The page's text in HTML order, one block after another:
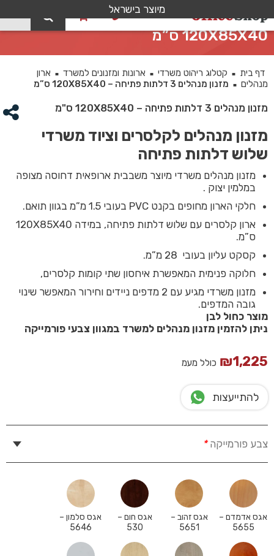
מיוצר בישראל
מזנון מנהלים 3 דלתות פתיחה –
120X85X40 ס”מ
דף בית ■ קטלוג ריהוט משרדי ■ ארונות ומזנונים למשרד ■
ארון
מנהלים ■ מזנון מנהלים 3 דלתות פתיחה – 120X85X40 ס”מ
מזנון מנהלים 3 דלתות פתיחה – 120X85X40 ס"מ
מזנון מנהלים לקלסרים וציוד משרדי
שלוש דלתות פתיחה
מזנון מנהלים משרדי מיוצר משבבית ארופאית דחוסה מצופה
במלמין יצוק .
חלקי הארון מחופים בקנט PVC בעובי 1.5 מ”מ בגוון תואם.
ארון קלסרים עם שלוש דלתות פתיחה, במידה 120X85X40
ס”מ.
קסקט עליון בעובי 28 מ”מ.
חלוקה פנימית המאפשרת איחסון שתי קומות קלסרים,
מזנון משרדי מגיע עם 2 מדפים ניידים וחירור המאפשר שינוי
גובה המדפים.
מוצר כחול לבן
ניתן להזמין מזנון מנהלים למשרד במגוון צבעי פורמייקה
₪1,225 כולל מעמ
להתייעצות
צבע פורמייקה*
אגס אדמדם –
5655
אגס זהוב –
5651
אגס חום –
530
אגס סלמון –
5646